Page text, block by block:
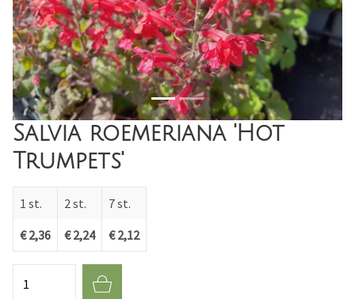
Salvia roemeriana 'Hot
Trumpets'
1 st.
€ 2,36
2 st.
€ 2,24
7 st.
€ 2,12